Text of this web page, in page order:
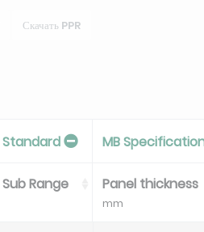
Скачать PPR
Standard MB
Sub Range Panel thickness
mm